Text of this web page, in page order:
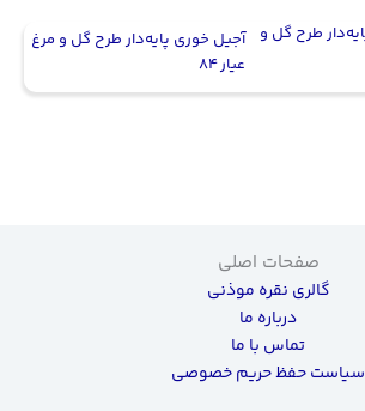
آجیل خوری پایه‌دار طرح گل و مرغ
عیار ۸۴
صفحات اصلی
گالری نقره موذنی
درباره ما
تماس با ما
سیاست حفظ حریم خصوصی